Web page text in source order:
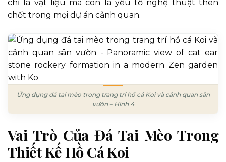
chỉ là vật liệu mà còn là yếu tố nghệ thuật then
chốt trong mọi dự án cảnh quan.
Ứng dụng đá tai mèo trong trang trí hồ cá Koi và cảnh quan sân
vườn – Hình 4
Vai Trò Của Đá Tai Mèo Trong
Thiết Kế Hồ Cá Koi